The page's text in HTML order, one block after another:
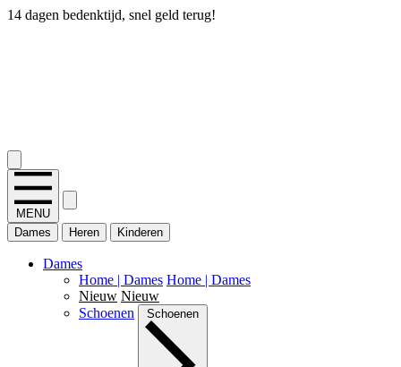
14 dagen bedenktijd, snel geld terug!
MENU
Dames
Heren Kinderen
Dames
Home | Dames Home | Dames
Nieuw Nieuw
Schoenen
Schoenen